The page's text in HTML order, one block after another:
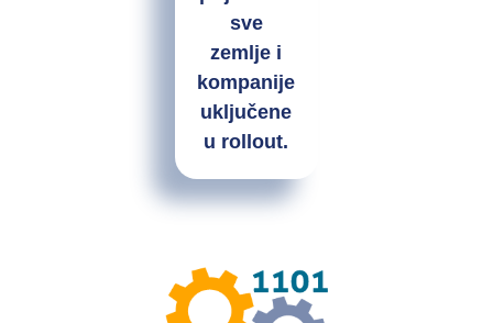
sve
zemlje i
kompanije
uključene
u rollout.